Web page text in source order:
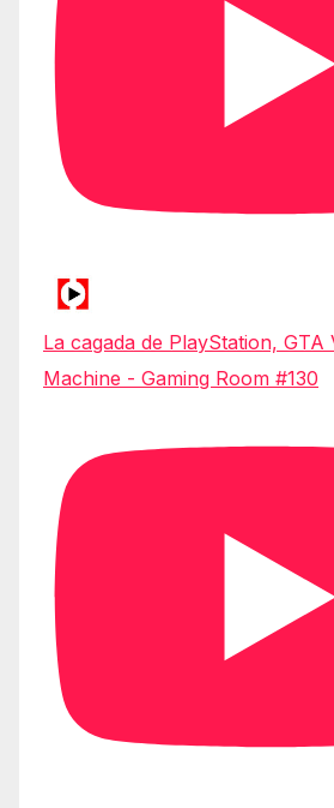
La cagada de PlayStation, GTA
Machine - Gaming Room #130